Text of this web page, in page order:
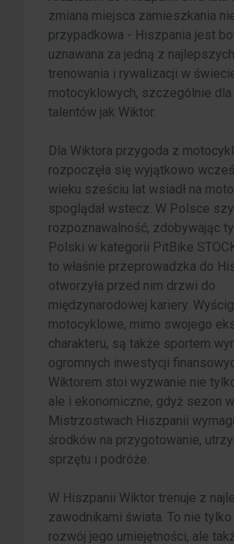
zmiana miejsca zamieszkania
przypadkowa - Hiszpania jest
uznawana za jedną z
trenowania i rywalizacji w
motocyklowych, szczególnie dla
talentów jak Wiktor.
Dla Wiktora przygoda z
rozpoczęła się wyjątkowo
wieku sześciu lat wsiadł na
spoglądał wstecz. W Polsce
rozpoznawalność, zdobywając
Polski w kategorii PitBike
to właśnie przeprowadzka do
otworzyła przed nim drzwi do
międzynarodowej kariery.
motocyklowe, mimo swojego
charakteru, są także sportem
ogromnych inwestycji
Wiktorem stoi wyzwanie nie
ale i ekonomiczne, gdyż sezon w
Mistrzostwach Hiszpanii
środków na przygotowanie,
sprzętu i podróże.
W Hiszpanii Wiktor trenuje z
zawodnikami świata. To nie
rozwój jego umiejętności, ale